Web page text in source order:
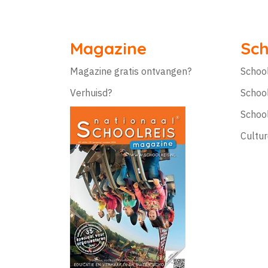
Magazine
Magazine gratis ontvangen?
Verhuisd?